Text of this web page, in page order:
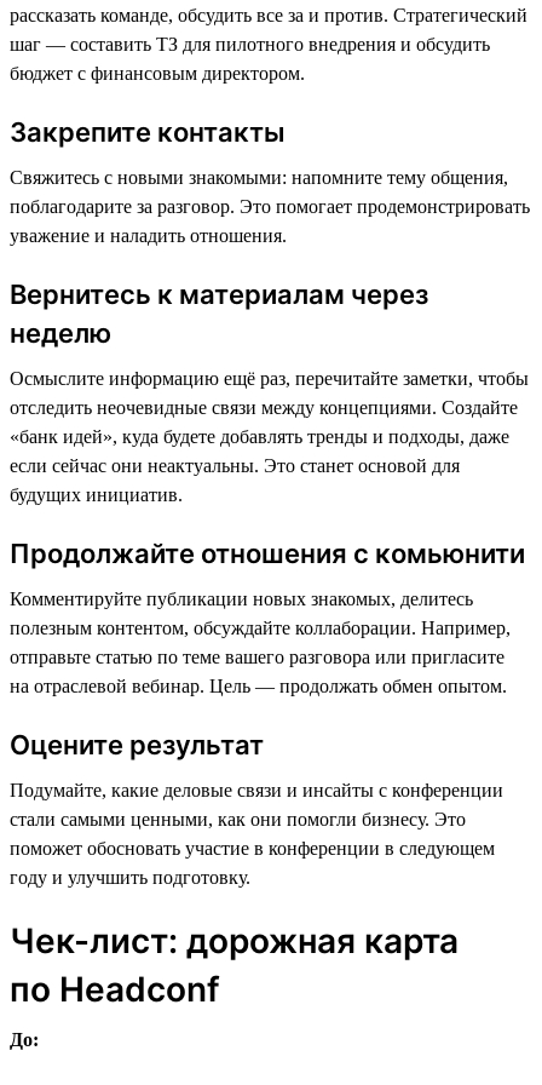
рассказать команде, обсудить все за и против. Стратегический
шаг — составить ТЗ для пилотного внедрения и обсудить
бюджет с финансовым директором.
Закрепите контакты
Свяжитесь с новыми знакомыми: напомните тему общения,
поблагодарите за разговор. Это помогает продемонстрировать
уважение и наладить отношения.
Вернитесь к материалам через
неделю
Осмыслите информацию ещё раз, перечитайте заметки, чтобы
отследить неочевидные связи между концепциями. Создайте
«банк идей», куда будете добавлять тренды и подходы, даже
если сейчас они неактуальны. Это станет основой для
будущих инициатив.
Продолжайте отношения с комьюнити
Комментируйте публикации новых знакомых, делитесь
полезным контентом, обсуждайте коллаборации. Например,
отправьте статью по теме вашего разговора или пригласите
на отраслевой вебинар. Цель — продолжать обмен опытом.
Оцените результат
Подумайте, какие деловые связи и инсайты с конференции
стали самыми ценными, как они помогли бизнесу. Это
поможет обосновать участие в конференции в следующем
году и улучшить подготовку.
Чек-лист: дорожная карта
по Headсonf
До: